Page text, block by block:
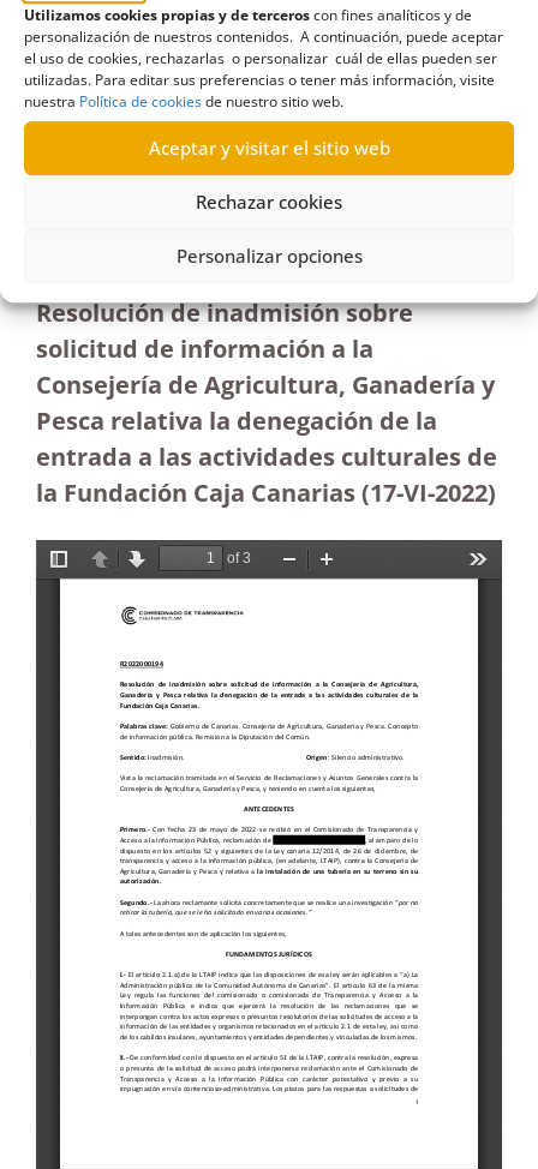
Utilizamos cookies propias y de terceroscon fines analíticos y de
personalización de nuestros contenidos. A continuación, puede aceptar
el uso de cookies, rechazarlas o personalizar cuál de ellas pueden ser
utilizadas. Para editar sus preferencias o tener más información, visite
nuestra Política de cookiesde nuestro sitio web.
Aceptar y visitar el sitio web
Rechazar cookies
Personalizar opciones
R194/2022
05/08/2022
Petición de información a la Consejería de
actividades culturales| Inadmisión
Resolución de inadmisión sobre
solicitud de información a la
Consejería de Agricultura, Ganadería y
Pesca relativa la denegación de la
entrada a las actividades culturales de
la Fundación Caja Canarias (17-VI-2022)